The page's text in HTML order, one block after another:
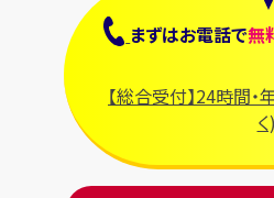
まずはお電話で無
【総合受付】24時間
く)